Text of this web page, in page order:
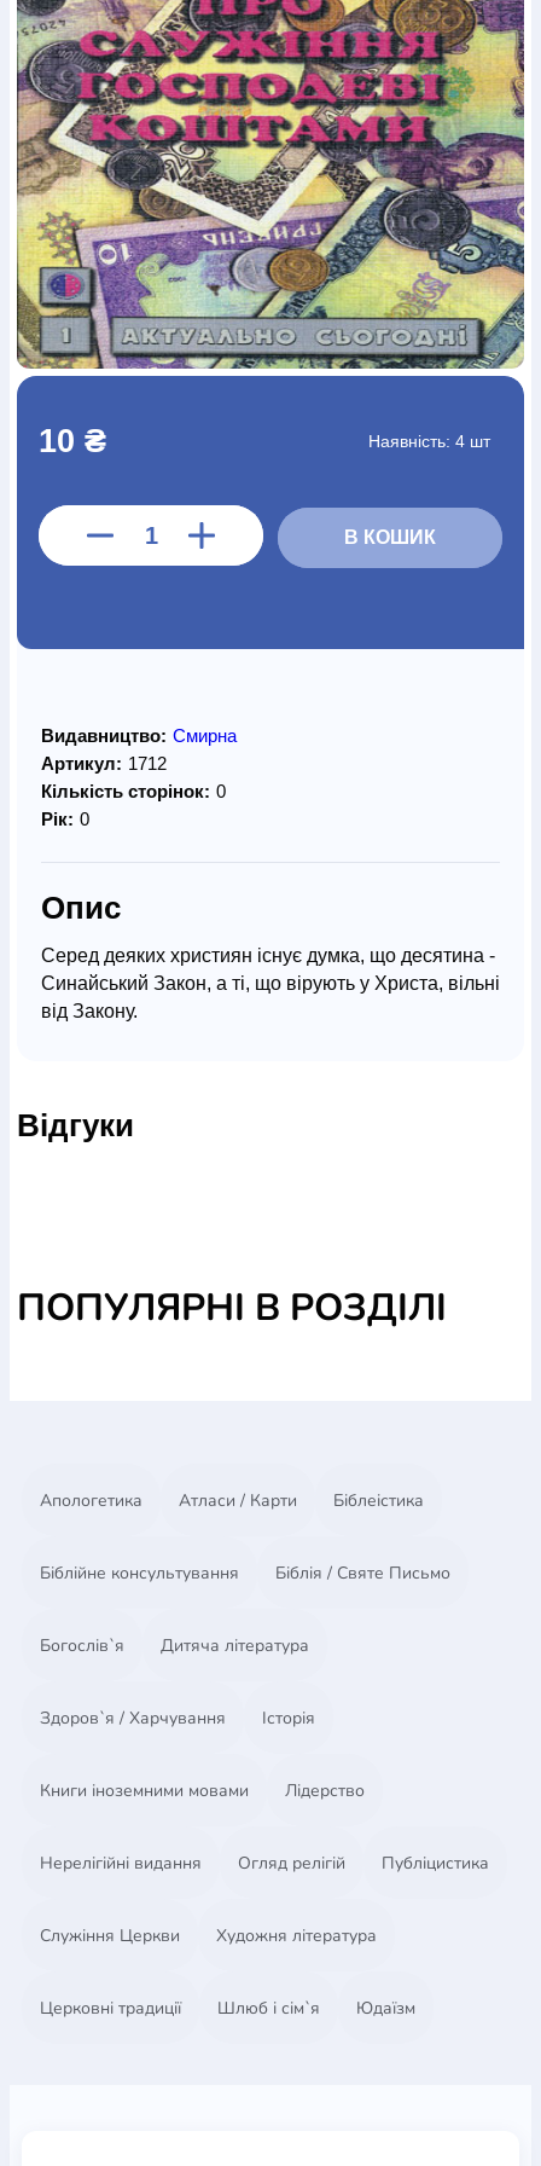
Богослов`яШлюб і сім`яЮдаїзм
Супутні товари
ПеріодикаАудіоРучки кульковіВідеоГалантерея
Закладки для книгФутболкиБрелокиСумкиБіжутерія
БлокнотиЩоденники / щотижневикиВироби з дерева
Вироби з кераміки і глиниВироби з сріблаКартини
Навчальні мапиШкіряні виробиМагнітиМеталеві
вироби Міні-лампиНаклейкиНастільні ігриПакети
подарунковіПлакатиПластмасові виробиХустки
Подарункові карткиРозвиваючі ігриРепринтиСвічки
ЗошитиФотокартиниЧохли на БибліїГоловні убори
КалендаріКанцелярскі товариКомп`ютерні ігри
Листівки
Сувенирна продукціяГодинникиПазли
Книга в комплекті
(097) 880-6379
10 ₴ Наявність: 4 шт
В КОШИК
Видавництво: Смирна
Артикул: 1712
Кількість сторінок: 0
Рік: 0
Опис
Серед деяких християн існує думка, що десятина -
Синайський Закон, а ті, що вірують у Христа, вільні
від Закону.
християнам на служіння Господеві виділяти
Відгуки
ПОПУЛЯРНІ В РОЗДІЛІ
Апологетика Атласи / Карти Біблеістика
Біблійне консультування Біблія / Святе Письмо
Богослів`я Дитяча література
Здоров`я / Харчування Історія
Книги іноземними мовами Лідерство
Нерелігійні видання Огляд релігій Публіцистика
Служіння Церкви Художня література
Церковні традиції Шлюб і сім`я Юдаїзм